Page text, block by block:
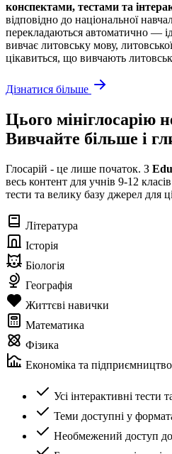
конспектами, тестами та
відповідно до національної
перекладаються автоматично —
вивчає литовську мову,
цікавиться, що вивчають
Дізнатися більше
Цього мініглосарію
Вивчайте більше і
Глосарій - це лише початок. З
весь контент для учнів 9-12
тести та велику базу джерел для
Література
Історія
Біологія
Географія
Життєві навички
Математика
Фізика
Економіка та підприємництво
Усі інтерактивні тести
Теми доступні у
Необмежений доступ до